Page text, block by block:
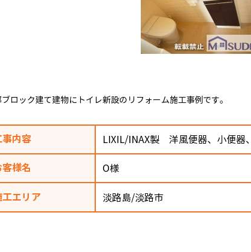
ロック建て建物にトイレ新設のリフォーム施工事例です。
事内容 LIXIL/INAX製 洋風便器、小便器
客様名 O様
工エリア 淡路島/淡路市